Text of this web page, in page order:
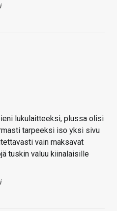
lukulaitteeksi, plussa olisi
tarpeeksi iso yksi sivu
vain maksavat
tuskin valuu kiinalaisille